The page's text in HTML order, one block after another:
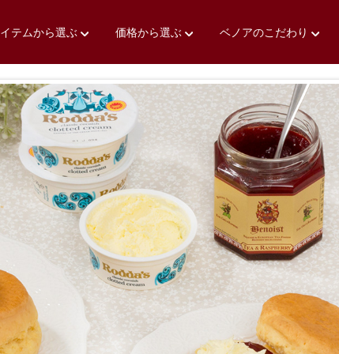
テムから選ぶ 価格から選ぶ ベノアのこだわり